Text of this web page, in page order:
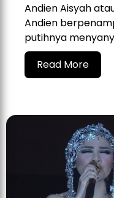
Andien Aisyah
Andien
putihnya
Read More